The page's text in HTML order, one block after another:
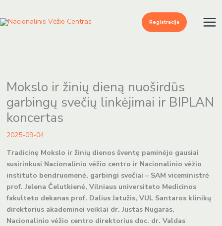
prie
Registracija
Mokslo ir žinių dieną nuoširdūs
garbingų svečių linkėjimai ir BIPLAN
koncertas
2025-09-04
Tradicinę Mokslo ir žinių dienos šventę paminėjo gausiai
susirinkusi Nacionalinio vėžio centro ir Nacionalinio vėžio
instituto bendruomenė, garbingi svečiai – SAM viceministrė
prof. Jelena Čelutkienė, Vilniaus universiteto Medicinos
fakulteto dekanas prof. Dalius Jatužis, VUL Santaros klinikų
direktorius akademinei veiklai dr. Justas Nugaras,
Nacionalinio vėžio centro direktorius doc. dr. Valdas